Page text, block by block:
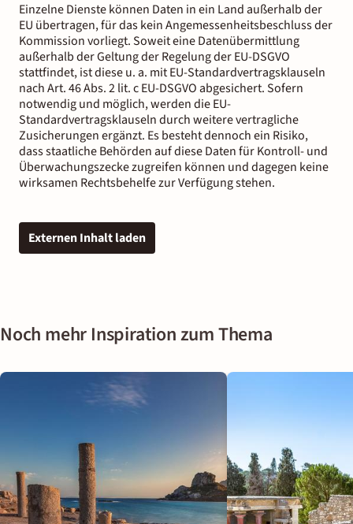
Einzelne Dienste können Daten in ein Land außerhalb der
EU übertragen, für das kein Angemessenheitsbeschluss der
Kommission vorliegt. Soweit eine Datenübermittlung
außerhalb der Geltung der Regelung der EU-DSGVO
stattfindet, ist diese u. a. mit EU-Standardvertragsklauseln
nach Art. 46 Abs. 2 lit. c EU-DSGVO abgesichert. Sofern
notwendig und möglich, werden die EU-
Standardvertragsklauseln durch weitere vertragliche
Zusicherungen ergänzt. Es besteht dennoch ein Risiko,
dass staatliche Behörden auf diese Daten für Kontroll- und
Überwachungszecke zugreifen können und dagegen keine
wirksamen Rechtsbehelfe zur Verfügung stehen.
Externen Inhalt laden
Noch mehr Inspiration zum Thema